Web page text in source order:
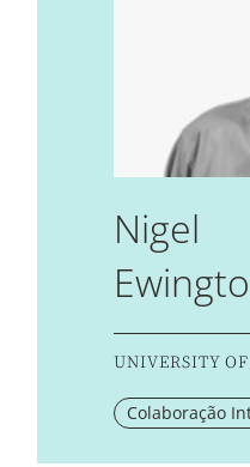
Nigel
UNIVERSITY
Colaboração